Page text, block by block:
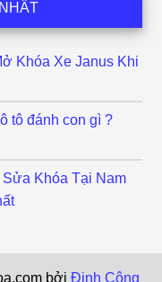
Khóa Xe Janus Khi
tô đánh con gì ?
Khóa Tại Nam
bởi Đinh Công